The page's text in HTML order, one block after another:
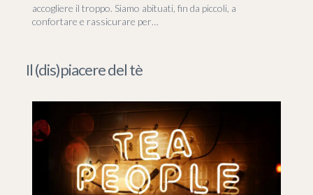
accogliere il troppo. Siamo abituati, fin da piccoli, a
confortare e rassicurare per…
Il (dis)piacere del tè